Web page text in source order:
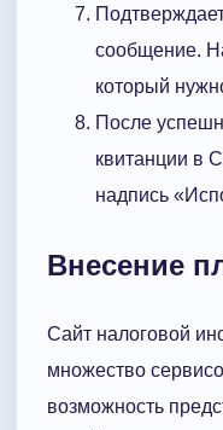
сообщение.
который
После
квитанции в
надпись
Внесение
Сайт налоговой
множество
возможность